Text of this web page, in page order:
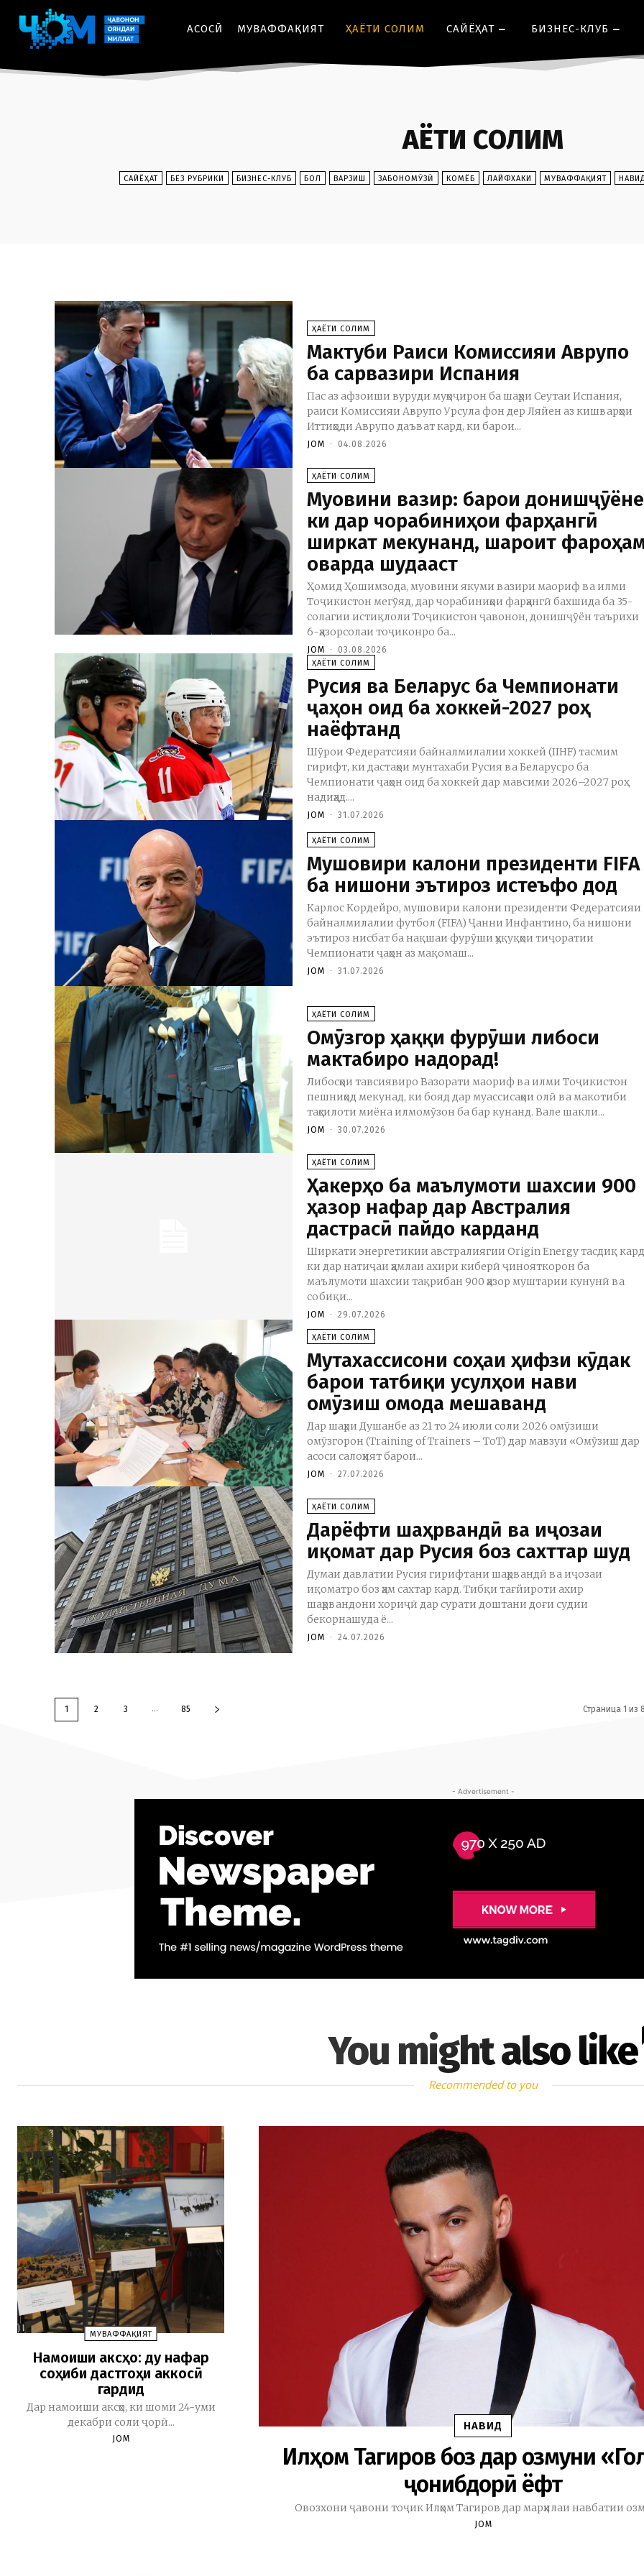
АСОСӢ МУВАФФАҚИЯТ ҲАЁТИ СОЛИМ CАЙЁҲАТ БИЗНЕС-КЛУБ
ҲАЁТИ СОЛИМ
CАЙЁҲАТ БЕЗ РУБРИКИ БИЗНЕС-КЛУБ БОЛ ВАРЗИШ ЗАБОНОМӮЗӢ КОМЁБ ЛАЙФХАКИ МУВАФФАҚИЯТ
ҲАЁТИ СОЛИМ
Мактуби Раиси Комиссияи Аврупо
ба сарвазири Испания
Пас аз афзоиши вуруди муҳоҷирон ба шаҳри Сеутаи Испания,
раиси Комиссияи Аврупо Урсула фон дер Ляйен аз кишварҳои
Иттиҳоди Аврупо даъват кард, ки барои...
JOM - 04.08.2026
ҲАЁТИ СОЛИМ
Муовини вазир: барои
ки дар чорабиниҳои фарҳангӣ
ширкат мекунанд, шароит
оварда шудааст
Ҳомид Ҳошимзода, муовини якуми вазири маориф ва илми
Тоҷикистон мегӯяд, дар чорабиниҳои фарҳангӣ бахшида ба 35-
солагии истиқлоли Тоҷикистон ҷавонон, донишҷӯён таърихи
6-ҳазорсолаи тоҷиконро ба...
JOM - 03.08.2026
ҲАЁТИ СОЛИМ
Русия ва Беларус ба Чемпионати
ҷаҳон оид ба хоккей-2027 роҳ
наёфтанд
Шӯрои Федератсияи байналмилалии хоккей (IIHF) тасмим
гирифт, ки дастаҳои мунтахаби Русия ва Беларусро ба
Чемпионати ҷаҳон оид ба хоккей дар мавсими 2026–2027 роҳ
надиҳад....
JOM - 31.07.2026
ҲАЁТИ СОЛИМ
Мушовири калони президенти FIFA
ба нишони эътироз истеъфо дод
Карлос Кордейро, мушовири калони президенти Федератсияи
байналмилалии футбол (FIFA) Ҷанни Инфантино, ба нишони
эътироз нисбат ба нақшаи фурӯши ҳуқуқҳои тиҷоратии
Чемпионати ҷаҳон аз мақомаш...
JOM - 31.07.2026
ҲАЁТИ СОЛИМ
Омӯзгор ҳаққи фурӯши либоси
мактабиро надорад!
Либосҳои тавсиявиро Вазорати маориф ва илми Тоҷикистон
пешниҳод мекунад, ки бояд дар муассисаҳои олӣ ва макотиби
таҳсилоти миёна илмомӯзон ба бар кунанд. Вале шакли...
JOM - 30.07.2026
ҲАЁТИ СОЛИМ
Ҳакерҳо ба маълумоти шахсии 900
ҳазор нафар дар Австралия
дастрасӣ пайдо карданд
Ширкати энергетикии австралиягии Origin Energy тасдиқ
ки дар натиҷаи ҳамлаи ахири киберӣ ҷинояткорон ба
маълумоти шахсии тақрибан 900 ҳазор муштарии кунунӣ ва
собиқи...
JOM - 29.07.2026
ҲАЁТИ СОЛИМ
Мутахассисони соҳаи ҳифзи кӯдак
барои татбиқи усулҳои нави
омӯзиш омода мешаванд
Дар шаҳри Душанбе аз 21 то 24 июли соли 2026 омӯзиши
омӯзгорон (Training of Trainers – ToT) дар мавзуи «Омӯзиш дар
асоси салоҳият барои...
JOM - 27.07.2026
ҲАЁТИ СОЛИМ
Дарёфти шаҳрвандӣ ва иҷозаи
иқомат дар Русия боз сахттар шуд
Думаи давлатии Русия гирифтани шаҳрвандӣ ва иҷозаи
иқоматро боз ҳам сахтар кард. Тибқи тағйироти ахир
шаҳрвандони хориҷӣ дар сурати доштани доғи судии
бекорнашуда ё...
JOM - 24.07.2026
1 2 3 ... 85 Страница 1 из
- Advertisement -
You might also like
Recommended to you
МУВАФФАҚИЯТ
Намоиши аксҳо: ду нафар
соҳиби дастгоҳи аккосӣ
гардид
Дар намоиши аксҳо, ки шоми 24-уми
декабри соли ҷорӣ...
JOM
НАВИД
Илҳом Тагиров боз дар озмуни
ҷонибдорӣ ёфт
Овозхони ҷавони тоҷик Илҳом Тагиров дар марҳилаи навбатии
JOM